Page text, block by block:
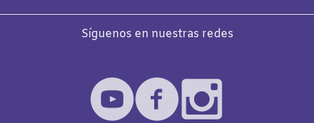
Síguenos en nuestras redes